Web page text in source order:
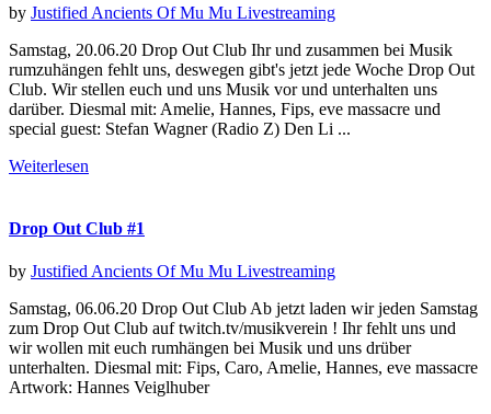
by Justified Ancients Of Mu Mu Livestreaming
Samstag, 20.06.20 Drop Out Club Ihr und zusammen bei Musik
rumzuhängen fehlt uns, deswegen gibt's jetzt jede Woche Drop Out
Club. Wir stellen euch und uns Musik vor und unterhalten uns
darüber. Diesmal mit: Amelie, Hannes, Fips, eve massacre und
special guest: Stefan Wagner (Radio Z) Den Li ...
Weiterlesen
Drop Out Club #1
by Justified Ancients Of Mu Mu Livestreaming
Samstag, 06.06.20 Drop Out Club Ab jetzt laden wir jeden Samstag
zum Drop Out Club auf twitch.tv/musikverein ! Ihr fehlt uns und
wir wollen mit euch rumhängen bei Musik und uns drüber
unterhalten. Diesmal mit: Fips, Caro, Amelie, Hannes, eve massacre
Artwork: Hannes Veiglhuber